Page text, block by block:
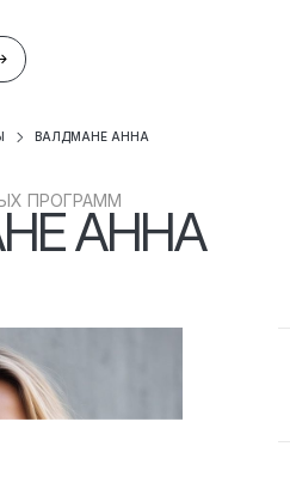
ВАЛДМАНЕ АННА
ПРОГРАММАННА